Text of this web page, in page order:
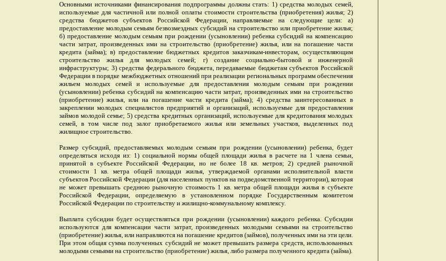
Основными источниками финансирования подпрограммы должны стать: 1) средства молодых семей,
используемые для частичной или полной оплаты стоимости строительства (приобретения) жилья; 2)
средства бюджетов субъектов Российской Федерации, направляемые на следующие цели: а)
предоставление молодым семьям безвозмездных субсидий на строительство или приобретение жилья;
б) предоставление молодым семьям при рождении (усыновлении) ребенка субсидий на компенсацию
части затрат, произведенных ими на строительство (приобретение) жилья, или на погашение части
кредита (займа); в) предоставление бюджетных кредитов заказчикам-инвесторам, осуществляющим
строительство жилья для молодых семей; г) создание социально-бытовой и инженерной
инфраструктуры; 3) средства федерального бюджета, передаваемые бюджетам субъектов Российской
Федерации в порядке межбюджетных отношений при реализации региональных программ обеспечения
жильем молодых семей и используемые для предоставления молодым семьям при рождении
(усыновлении) ребенка субсидий на компенсацию части затрат, произведенных ими на строительство
(приобретение) жилья, или на погашение части кредита (займа); 4) средства заинтересованных в
закреплении молодых специалистов предприятий и организаций, используемые для предоставления
займов молодой семье; 5) средства кредитных организаций, используемые для кредитования молодых
семей, в том числе под залог приобретаемого жилья или земельных участков, выделенных под
жилищное строительство.
Размер субсидий, предоставляемых молодым семьям при рождении (усыновлении) ребенка, будет
определяться исходя из: 1) социальной нормы общей площади жилья в расчете на 1 члена семьи,
принятой в субъекте Российской Федерации, но не более 18 кв. метров; 2) средней рыночной
стоимости 1 кв. метра общей площади жилья, утверждаемой органами исполнительной власти
субъектов Российской Федерации (для населенных пунктов на подведомственной территории), которая
не может превышать среднюю рыночную стоимость 1 кв. метра общей площади жилья в субъекте
Российской Федерации, определяемую в установленном порядке Государственным комитетом
Российской Федерации по строительству и жилищно-коммунальному комплексу.
Выплата субсидии будет осуществляться при рождении (усыновлении) каждого ребенка. Субсидии
используются для компенсации части затрат, произведенных молодыми семьями на строительство
(приобретение) жилья, или направляются на погашение кредитов (займов), полученных ими на эти цели.
При этом общая сумма полученных субсидий не может превышать размера средств, использованных
молодыми семьями на строительство (приобретение) жилья, либо размера полученного кредита (займа).